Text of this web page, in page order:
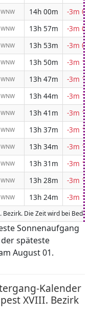
14h 00m
-3m
13h 57m
-3m
13h 53m
-3m
13h 50m
-3m
13h 47m
-3m
13h 44m
-3m
13h 41m
-3m
13h 37m
-3m
13h 34m
-3m
13h 31m
-3m
13h 28m
-3m
13h 24m -3m
Die Zeit wird bei
Sonnenaufgang
späteste
August 01.
Kalender
XVIII. Bezirk